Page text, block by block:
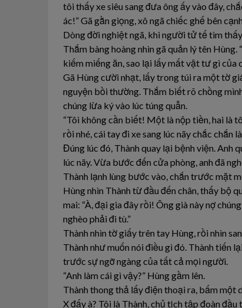
tôi thấy xe siêu sang đưa ông ấy vào đây,
ác!” Gã gằn giọng, xô ngã chiếc ghế bên
Dòng đời nghiệt ngã, khi người tử tế tìm
Thắm bàng hoàng nhìn gã quản lý tên
kiếm miếng ăn, sao lại lấy mất vật tư gì của
Gã Hùng cười nhạt, lấy trong túi ra một tờ
nguyện bồi thường. Thắm biết rõ chồng
chúng lừa ký vào lúc túng quẫn.
“Tôi không cần biết! Một là nộp tiền, hai là
rồi nhé, cái tay đi xe sang lúc nãy chắc chắn
Đúng lúc đó, Thành quay lại bệnh viện. Anh
lúc nãy. Vừa bước đến cửa phòng, anh đã
Thành lạnh lùng bước vào, chắn trước mặt
Hùng nhìn Thành từ đầu đến chân, thấy bộ
mai: “À, đại gia đây rồi! Ông già này nợ
nghèo phải đi tù.”
Thành nhìn tờ giấy trên tay Hùng, rồi nhìn
Thành như muốn nói điều gì đó. Thành tiến
trước sự ngỡ ngàng của tất cả mọi người.
“Anh làm cái gì vậy?” Hùng gầm lên.
Thành thong thả lấy điện thoại ra, bấm một
X đấy à? Tôi là Thành, chủ tịch tập đoàn